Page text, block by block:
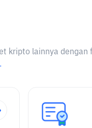
kripto lainnya